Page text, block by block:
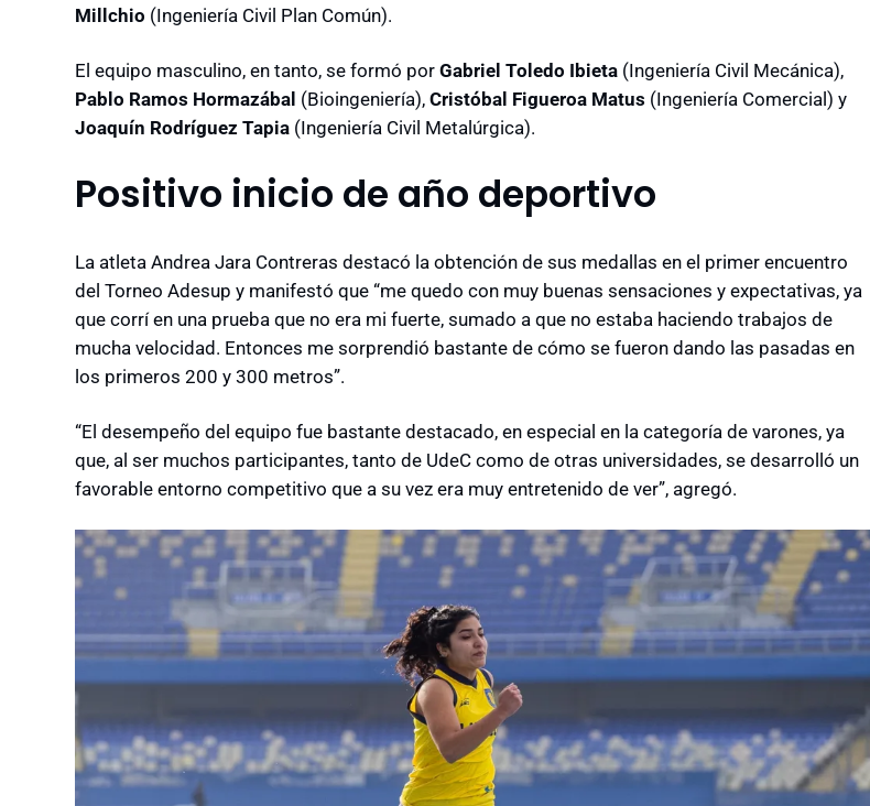
Millchio (Ingeniería Civil Plan Común).
El equipo masculino, en tanto, se formó por Gabriel Toledo Ibieta (Ingeniería Civil Mecánica),
Pablo Ramos Hormazábal (Bioingeniería), Cristóbal Figueroa Matus (Ingeniería Comercial) y
Joaquín Rodríguez Tapia (Ingeniería Civil Metalúrgica).
Positivo inicio de año deportivo
La atleta Andrea Jara Contreras destacó la obtención de sus medallas en el primer encuentro
del Torneo Adesup y manifestó que “me quedo con muy buenas sensaciones y expectativas, ya
que corrí en una prueba que no era mi fuerte, sumado a que no estaba haciendo trabajos de
mucha velocidad. Entonces me sorprendió bastante de cómo se fueron dando las pasadas en
los primeros 200 y 300 metros”.
“El desempeño del equipo fue bastante destacado, en especial en la categoría de varones, ya
que, al ser muchos participantes, tanto de UdeC como de otras universidades, se desarrolló un
favorable entorno competitivo que a su vez era muy entretenido de ver”, agregó.